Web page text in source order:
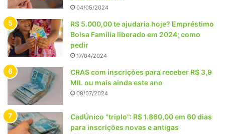
04/05/2024
R$ 5.000,00 te ajudaria hoje? Empréstimo
Bolsa Família liberado em 2024; como
pedir
17/04/2024
CRAS com inscrições para receber R$ 3,9
MIL ou mais ainda este ano
08/07/2024
CadÚnico “triplo”: R$ 1.860,00 em 60 dias
para inscrições novas e antigas